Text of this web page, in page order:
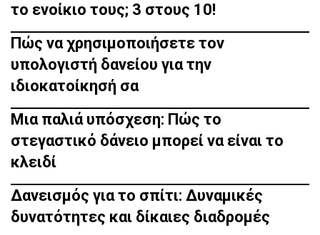
το ενοίκιο τους; 3 στους 10!
Πώς να χρησιμοποιήσετε τον
υπολογιστή δανείου για την
ιδιοκατοίκησή σα
Μια παλιά υπόσχεση: Πώς το
στεγαστικό δάνειο μπορεί να είναι το
κλειδί
Δανεισμός για το σπίτι: Δυναμικές
δυνατότητες και δίκαιες διαδρομές